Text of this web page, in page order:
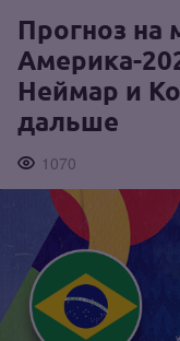
Прогноз на
Америка-
Неймар и
дальше
1070